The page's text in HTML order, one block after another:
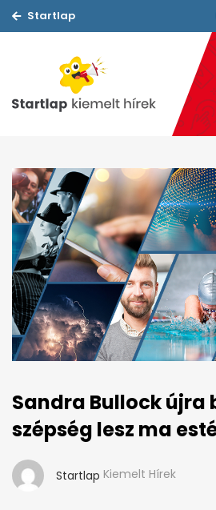
Startlap
Sandra Bullock újra
szépség lesz ma
Startlap Kiemelt Hírek